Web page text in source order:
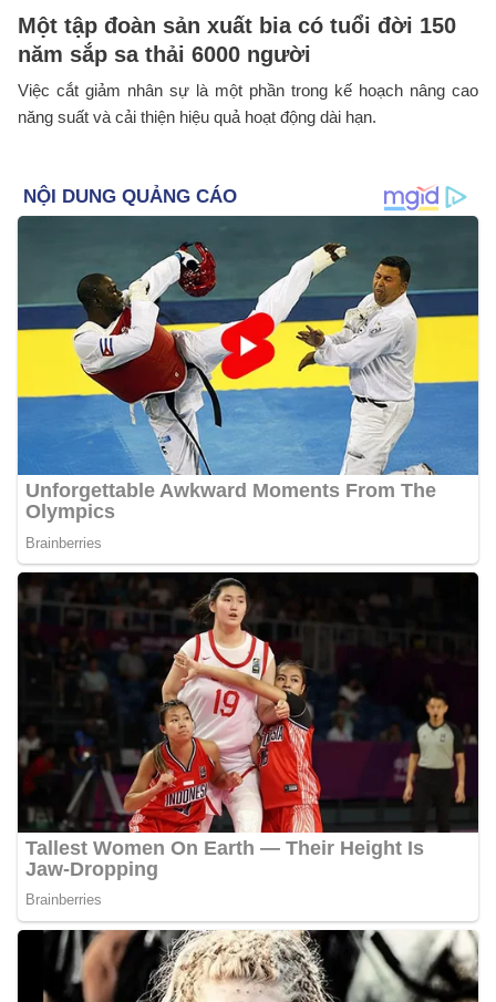
Một tập đoàn sản xuất bia có tuổi đời 150
năm sắp sa thải 6000 người
Việc cắt giảm nhân sự là một phần trong kế hoạch nâng cao
năng suất và cải thiện hiệu quả hoạt động dài hạn.